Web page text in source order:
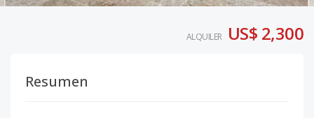
ALQUILER US$ 2,300
Resumen